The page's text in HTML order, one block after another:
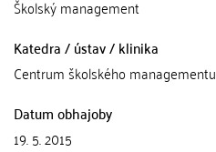
Školský management
Katedra / ústav / klinika
Centrum školského managementu
Datum obhajoby
19. 5. 2015